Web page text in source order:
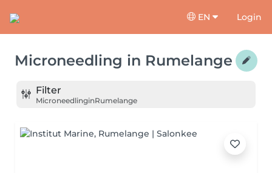
EN Login
Microneedling in Rumelange
Filter
MicroneedlinginRumelange